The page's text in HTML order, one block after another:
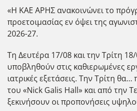
«Η ΚΑΕ ΑΡΗΣ ανακοινώνει το
προετοιμασίας εν όψει της
2026-27.
Τη Δευτέρα 17/08 και την Τρίτη
υποβληθούν στις καθιερωμένες
ιατρικές εξετάσεις. Την Τρίτη
του «Nick Galis Hall» και από την
ξεκινήσουν οι προπονήσεις